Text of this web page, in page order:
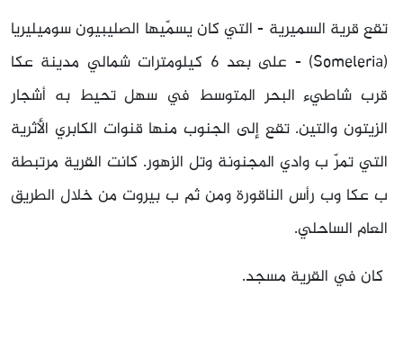
تقع قرية السميرية - التي كان يسمّيها الصليبيون سوميليريا
(Someleria) - على بعد 6 كيلومترات شمالي مدينة عكا
قرب شاطيء البحر المتوسط في سهل تحيط به أشجار
الزيتون والتين. تقع إلى الجنوب منها قنوات الكابري الأثرية
التي تمرّ ب وادي المجنونة وتل الزهور. كانت القرية مرتبطة
ب عكا وب رأس الناقورة ومن ثم ب بيروت من خلال الطريق
العام الساحلي.
كان في القرية مسجد.